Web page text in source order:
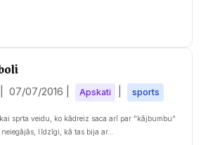
07/07/2016 Apskati sports
sprta veidu, ko kādreiz saca arī par "kājbumbu"
līdzīgi, kā tas bija ar…